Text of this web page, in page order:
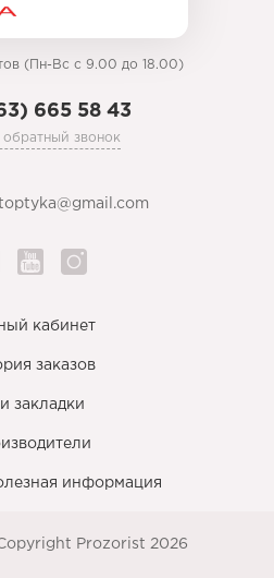
(Пн-Вс с 9.00 до 18.00)
665 58 43
обратный звонок
кабинет
заказов
закладки
информация
Prozorist 2026